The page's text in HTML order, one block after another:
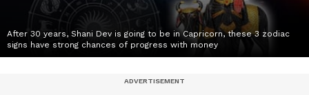
After 30 years, Shani Dev is going to be in Capricorn, these 3 zodiac
signs have strong chances of progress with money